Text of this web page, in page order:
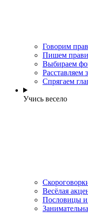
Говорим
Пишем
Выбираем
Расставляем
Спрягаем
Учись весело
Весёлая
Пословицы и